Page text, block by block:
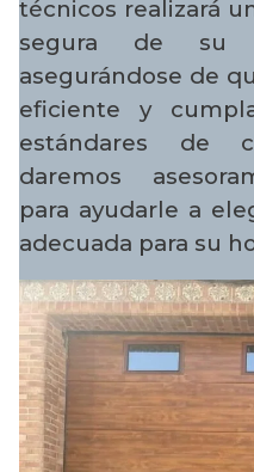
técnicos realizará
segura de su
asegurándose de
eficiente y
estándares de
daremos
para ayudarle a
adecuada para su